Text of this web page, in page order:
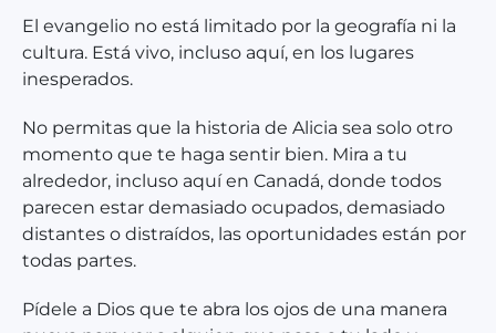
El evangelio no está limitado por la geografía ni la
cultura. Está vivo, incluso aquí, en los lugares
inesperados.
No permitas que la historia de Alicia sea solo otro
momento que te haga sentir bien. Mira a tu
alrededor, incluso aquí en Canadá, donde todos
parecen estar demasiado ocupados, demasiado
distantes o distraídos, las oportunidades están por
todas partes.
Pídele a Dios que te abra los ojos de una manera